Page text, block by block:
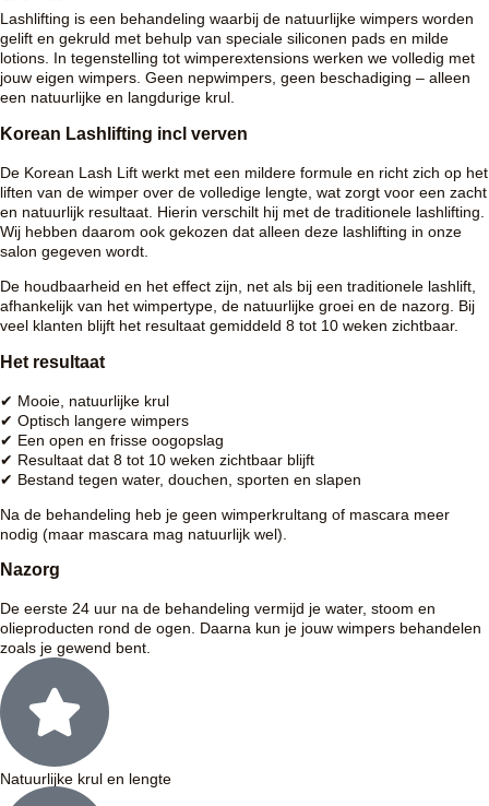
Lashlifting is een behandeling waarbij de natuurlijke wimpers worden
gelift en gekruld met behulp van speciale siliconen pads en milde
lotions. In tegenstelling tot wimperextensions werken we volledig met
jouw eigen wimpers. Geen nepwimpers, geen beschadiging – alleen
een natuurlijke en langdurige krul.
Korean Lashlifting incl verven
De Korean Lash Lift werkt met een mildere formule en richt zich op het
liften van de wimper over de volledige lengte, wat zorgt voor een zacht
en natuurlijk resultaat. Hierin verschilt hij met de traditionele lashlifting.
Wij hebben daarom ook gekozen dat alleen deze lashlifting in onze
salon gegeven wordt.
De houdbaarheid en het effect zijn, net als bij een traditionele lashlift,
afhankelijk van het wimpertype, de natuurlijke groei en de nazorg. Bij
veel klanten blijft het resultaat gemiddeld 8 tot 10 weken zichtbaar.
Het resultaat
✔ Mooie, natuurlijke krul
✔ Optisch langere wimpers
✔ Een open en frisse oogopslag
✔ Resultaat dat 8 tot 10 weken zichtbaar blijft
✔ Bestand tegen water, douchen, sporten en slapen
Na de behandeling heb je geen wimperkrultang of mascara meer
nodig (maar mascara mag natuurlijk wel).
Nazorg
De eerste 24 uur na de behandeling vermijd je water, stoom en
olieproducten rond de ogen. Daarna kun je jouw wimpers behandelen
zoals je gewend bent.
Natuurlijke krul en lengte